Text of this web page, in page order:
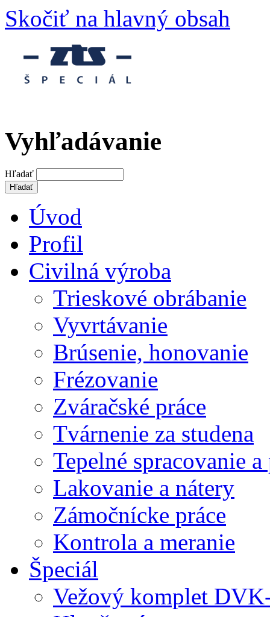
Skočiť na hlavný obsah
Vyhľadávanie
Hľadať
Úvod
Profil
Civilná výroba
Trieskové obrábanie
Vyvrtávanie
Brúsenie, honovanie
Frézovanie
Zváračské práce
Tvárnenie za studena
Tepelné spracovanie
Lakovanie a nátery
Zámočnícke práce
Kontrola a meranie
Špeciál
Vežový komplet